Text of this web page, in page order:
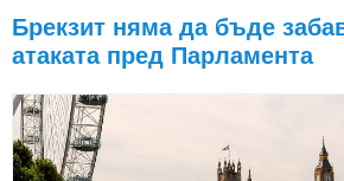
Брекзит няма да бъде
атаката пред Парламента